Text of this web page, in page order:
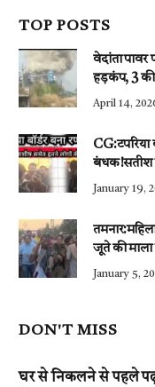
TOP POSTS
वेदांता
हड़कंप, 3 की
April 14,
CG:टपरिया
बंधक!सतीश
इन
January 19,
जूते की माला
वीडियो
January 5,
DON'T MISS
घर से निकलने से पहले